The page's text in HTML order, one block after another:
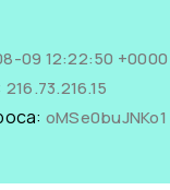
09 12:22:50 +0000
216.73.216.15
oMSe0buJNKo1